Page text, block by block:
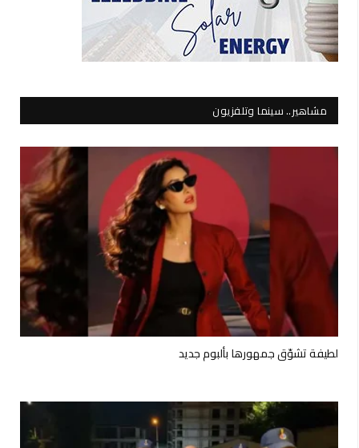
مشاهير.. سينما وتلفزيون
لطيفة تشوّق جمهورها بألبوم جديد